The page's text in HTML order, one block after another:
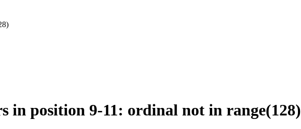
in position 9-11: ordinal not in range(128)